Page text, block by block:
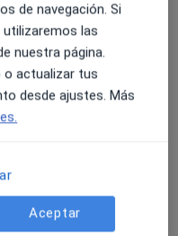
de navegación. Si
las
nuestra página.
o actualizar tus
desde ajustes. Más
Aceptar